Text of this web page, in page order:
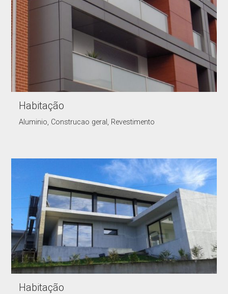
Habitação
Aluminio, Construcao geral, Revestimento
Habitação